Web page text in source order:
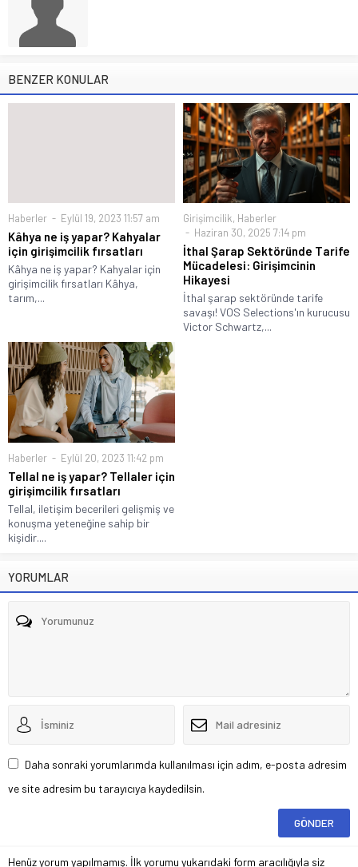
BENZER KONULAR
Haberler Eylül 19, 2023 11:57 am
Kâhya ne iş yapar? Kahyalar
için girişimcilik fırsatları
Kâhya ne iş yapar? Kahyalar için
girişimcilik fırsatları Kâhya,
tarım,...
Girişimcilik, Haberler
Haziran 30, 2025 7:14 pm
İthal Şarap Sektöründe Tarife
Mücadelesi: Girişimcinin
Hikayesi
İthal şarap sektöründe tarife
savaşı! VOS Selections'ın kurucusu
Victor Schwartz,...
Haberler Eylül 20, 2023 11:42 pm
Tellal ne iş yapar? Tellaler için
girişimcilik fırsatları
Tellal, iletişim becerileri gelişmiş ve
konuşma yeteneğine sahip bir
kişidir....
YORUMLAR
Daha sonraki yorumlarımda kullanılması için adım, e-posta adresim
ve site adresim bu tarayıcıya kaydedilsin.
Henüz yorum yapılmamış. İlk yorumu yukarıdaki form aracılığıyla siz